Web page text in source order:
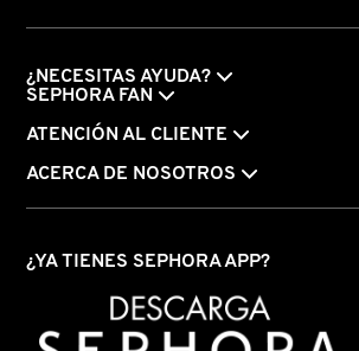
¿NECESITAS AYUDA?
SEPHORA FAN
ATENCIÓN AL CLIENTE
ACERCA DE NOSOTROS
¿YA TIENES SEPHORA APP?